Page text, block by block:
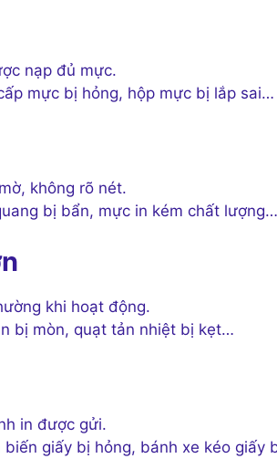
nạp đủ mực.
mực bị hỏng, hộp mực bị lắp sai…
không rõ nét.
bị bẩn, mực in kém chất lượng…
khi hoạt động.
bị mòn, quạt tản nhiệt bị kẹt…
in được gửi.
biến giấy bị hỏng, bánh xe kéo giấy